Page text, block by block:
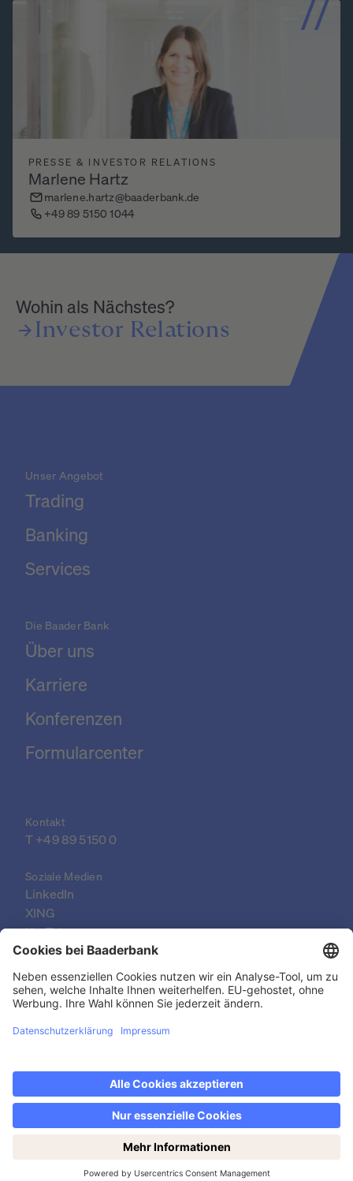
PRESSE & INVESTOR RELATIONS
Marlene Hartz
marlene.hartz@baaderbank.de
+49 89 5150 1044
Wohin als Nächstes?
Investor Relations
Jetzt den Wochenendhandel entdecken: samstags
von 14-19 Uhr!
Unser Angebot
Trading
Banking
Services
Die Baader Bank
Über uns
Karriere
Konferenzen
Formularcenter
Kontakt
T +49 89 5150 0
Soziale Medien
LinkedIn
XING
YouTube
© 2026 Baader Bank AG
Rechtlicher Hinweis
Barrierefreiheit
Kontakt & FAQ